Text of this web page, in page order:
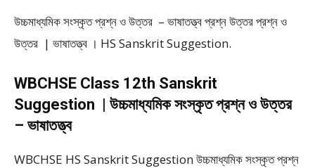
উচ্চমাধ্যমিক সংস্কৃত প্রশ্ন ও উত্তর – ভাষাতত্ত্ব প্রশ্ন উত্তর প্রশ্ন ও
উত্তর | ভাষাতত্ত্ব । HS Sanskrit Suggestion.
WBCHSE Class 12th Sanskrit
Suggestion | উচ্চমাধ্যমিক সংস্কৃত প্রশ্ন ও উত্তর
– ভাষাতত্ত্ব
WBCHSE HS Sanskrit Suggestion উচ্চমাধ্যমিক সংস্কৃত প্রশ্ন